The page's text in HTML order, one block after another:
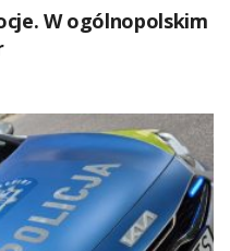
W ogólnopolskim